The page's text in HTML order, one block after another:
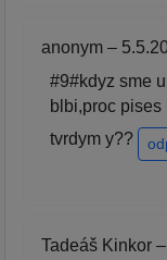
anonym –
#9#kdyz sme
blbi,proc pises
tvrdym y??
Tadeáš Kinkor